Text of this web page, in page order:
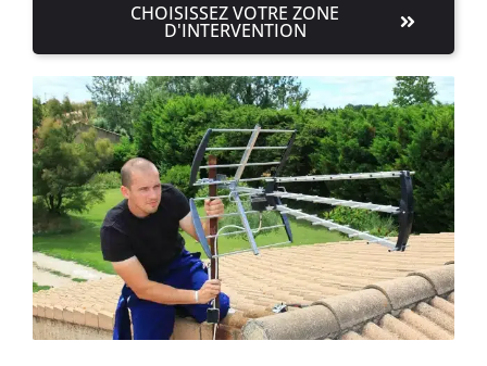
CHOISISSEZ VOTRE ZONE
D'INTERVENTION